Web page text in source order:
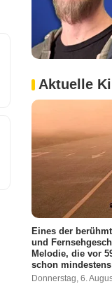
Aktuelle
Eines der
und
Melodie, die vor
schon
Donnerstag, 6.